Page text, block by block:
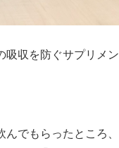
吸収を防ぐサプリメン
でもらったところ、